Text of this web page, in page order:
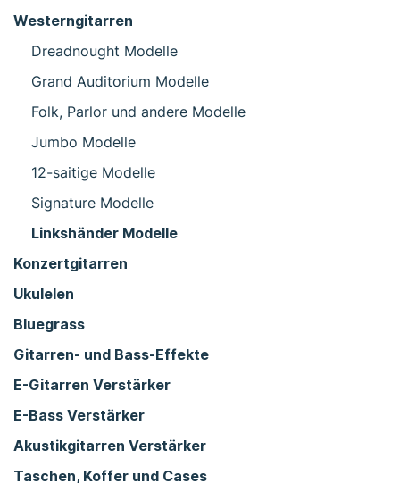
Westerngitarren
Dreadnought Modelle
Grand Auditorium Modelle
Folk, Parlor und andere Modelle
Jumbo Modelle
12-saitige Modelle
Signature Modelle
Linkshänder Modelle
Konzertgitarren
Ukulelen
Bluegrass
Gitarren- und Bass-Effekte
E-Gitarren Verstärker
E-Bass Verstärker
Akustikgitarren Verstärker
Taschen, Koffer und Cases